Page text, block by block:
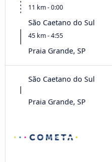
11 km - 0:00
São Caetano do Sul
45 km - 4:55
Praia Grande, SP
São Caetano do Sul
Praia Grande, SP